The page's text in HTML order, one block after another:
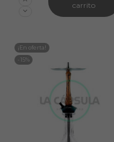
carrito
¡En oferta!
-15%